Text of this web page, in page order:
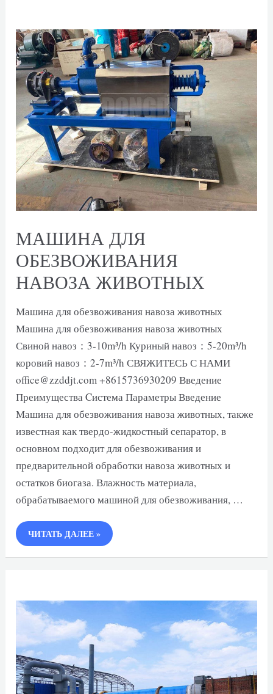
МАШИНА ДЛЯ
ОБЕЗВОЖИВАНИЯ
НАВОЗА ЖИВОТНЫХ
Машина для обезвоживания навоза животных
Машина для обезвоживания навоза животных
Свиной навоз：3-10m³/h Куриный навоз：5-20m³/h
коровий навоз：2-7m³/h СВЯЖИТЕСЬ С НАМИ
office@zzddjt.com +8615736930209 Введение
Преимущества Cистема Параметры Введение
Машина для обезвоживания навоза животных, также
известная как твердо-жидкостный сепаратор, в
основном подходит для обезвоживания и
предварительной обработки навоза животных и
остатков биогаза. Влажность материала,
обрабатываемого машиной для обезвоживания, …
МАШИНА
ДЛЯ
ОБЕЗВОЖИВАНИЯ
ЖИВОТНЫХ
ЧИТАТЬ ДАЛЕЕ »